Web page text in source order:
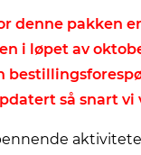
denne pakken
i løpet av
så snart vi